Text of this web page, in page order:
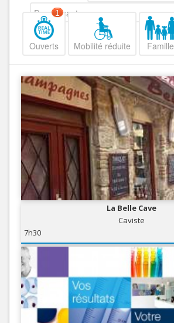
Decroissant
Ouverts
1
Mobilité réduite Famille
La Belle Cave
Caviste
7h30